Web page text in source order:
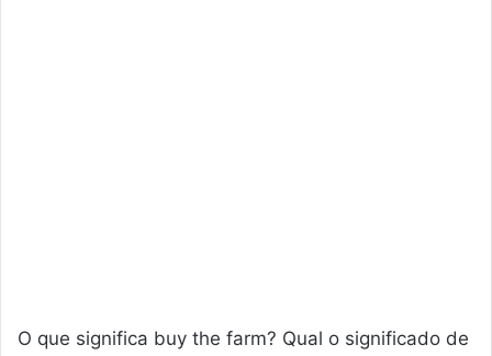
O que significa buy the farm? Qual o significado de